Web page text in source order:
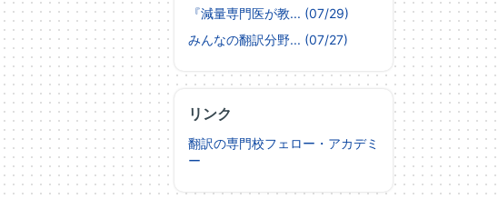
『減量専門医が教... (07/29)
みんなの翻訳分野... (07/27)
リンク
翻訳の専門校フェロー・アカデミ
ー